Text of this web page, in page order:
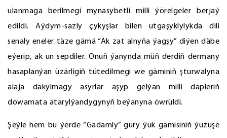
ulanmaga berilmegi mynasybetli milli ýörelgeler berjaý
edildi. Aýdym-sazly çykyşlar bilen utgaşyklylykda dili
senaly eneler täze gämä “Ak zat alnyňa ýagşy” diýen däbe
eýerip, ak un sepdiler. Onuň ýanynda müň derdiň dermany
hasaplanýan üzärligiň tütedilmegi we gäminiň şturwalyna
alaja dakylmagy asyrlar aşyp gelýän milli däpleriň
dowamata atarylýandygynyň beýanyna öwrüldi.
Şeýle hem bu ýerde “Gadamly” gury ýük gämisiniň ýüzüşe